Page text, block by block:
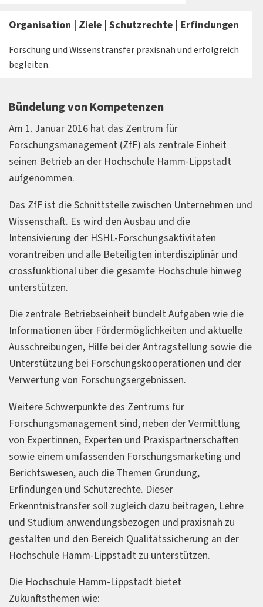
Organisation | Ziele | Schutzrechte | Erfindungen
Forschung und Wissenstransfer praxisnah und erfolgreich
begleiten.
Bündelung von Kompetenzen
Am 1. Januar 2016 hat das Zentrum für
Forschungsmanagement (ZfF) als zentrale Einheit
seinen Betrieb an der Hochschule Hamm-Lippstadt
aufgenommen.
Das ZfF ist die Schnittstelle zwischen Unternehmen und
Wissenschaft. Es wird den Ausbau und die
Intensivierung der HSHL-Forschungsaktivitäten
vorantreiben und alle Beteiligten interdisziplinär und
crossfunktional über die gesamte Hochschule hinweg
unterstützen.
Die zentrale Betriebseinheit bündelt Aufgaben wie die
Informationen über Fördermöglichkeiten und aktuelle
Ausschreibungen, Hilfe bei der Antragstellung sowie die
Unterstützung bei Forschungskooperationen und der
Verwertung von Forschungsergebnissen.
Weitere Schwerpunkte des Zentrums für
Forschungsmanagement sind, neben der Vermittlung
von Expertinnen, Experten und Praxispartnerschaften
sowie einem umfassenden Forschungsmarketing und
Berichtswesen, auch die Themen Gründung,
Erfindungen und Schutzrechte. Dieser
Erkenntnistransfer soll zugleich dazu beitragen, Lehre
und Studium anwendungsbezogen und praxisnah zu
gestalten und den Bereich Qualitätssicherung an der
Hochschule Hamm-Lippstadt zu unterstützen.
Die Hochschule Hamm-Lippstadt bietet
Zukunftsthemen wie: